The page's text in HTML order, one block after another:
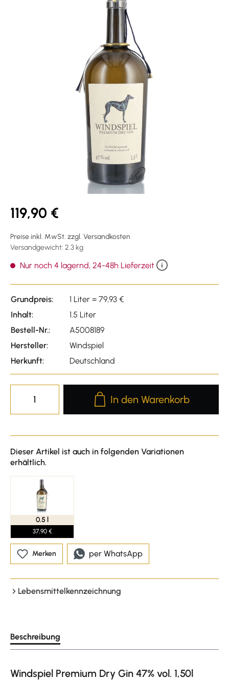
119,90 €
Preise inkl. MwSt. zzgl. Versandkosten
Versandgewicht: 2.3 kg
Nur noch 4 lagernd, 24-48h Lieferzeit
Grundpreis:
1 Liter = 79,93 €
Inhalt:
1.5 Liter
Bestell-Nr.:
A5008189
Hersteller:
Windspiel
Herkunft:
Deutschland
Produkt Anzahl: Gib den
In den Warenkorb
Dieser Artikel ist auch in folgenden Variationen
erhältlich.
0.5 l
37,90 €
Merken per WhatsApp
Lebensmittelkennzeichnung
Beschreibung
Windspiel Premium Dry Gin 47% vol. 1,50l